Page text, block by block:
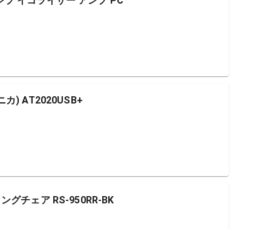
カ) AT2020USB+
グチェア RS-950RR-BK